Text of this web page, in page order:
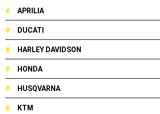
# APRILIA
# DUCATI
# HARLEY DAVIDSON
# HONDA
# HUSQVARNA
# KTM